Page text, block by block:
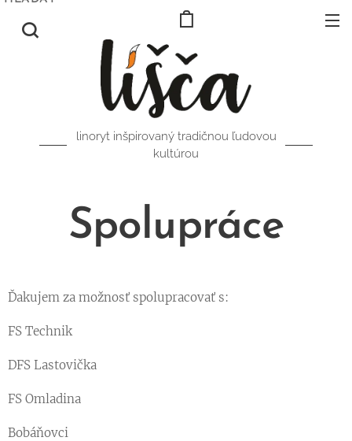
linoryt inšpirovaný tradičnou ľudovou
kultúrou
Spolupráce
Ďakujem za možnosť spolupracovať s:
FS Technik
DFS Lastovička
FS Omladina
Bobáňovci